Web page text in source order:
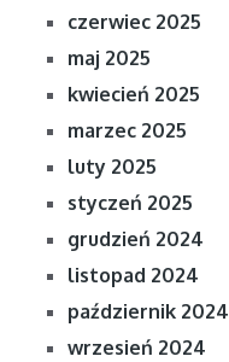
czerwiec 2025
maj 2025
kwiecień 2025
marzec 2025
luty 2025
styczeń 2025
grudzień 2024
listopad 2024
październik 2024
wrzesień 2024